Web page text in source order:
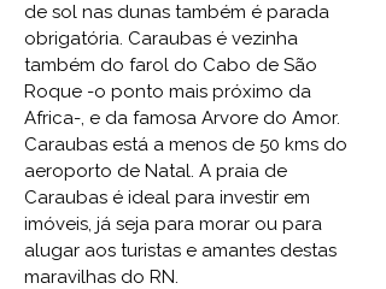
de sol nas dunas também é parada
obrigatória. Caraubas é vezinha
também do farol do Cabo de São
Roque -o ponto mais próximo da
Africa-, e da famosa Arvore do Amor.
Caraubas está a menos de 50 kms do
aeroporto de Natal. A praia de
Caraubas é ideal para investir em
imóveis, já seja para morar ou para
alugar aos turistas e amantes destas
maravilhas do RN.